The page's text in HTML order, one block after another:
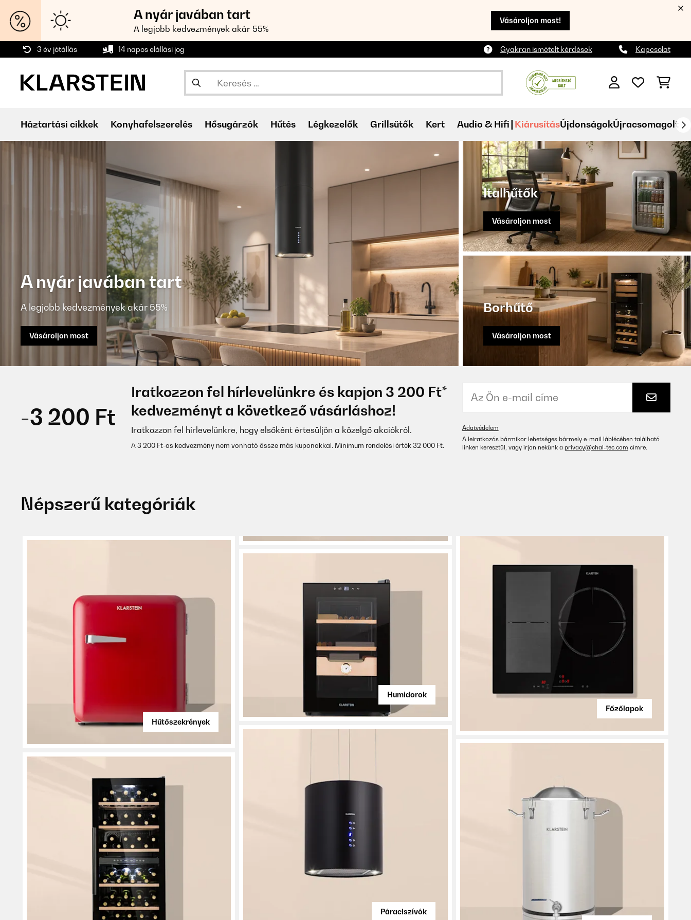
A nyár javában tart
A legjobb kedvezmények akár 55%
Vásároljon most!
3 év jótállás 14 napos elállási jog Gyakran ismételt kérdések Kapcsolat
Háztartási cikkek Konyhafelszerelés Hősugárzók Hűtés Légkezelők Grillsütők Kert Audio & Hifi KiárusításÚjdonságokÚjracsomagolt
A nyár javában tart
A legjobb kedvezmények akár 55%
Vásároljon most
Italhűtők
Vásároljon most
Borhűtő
Vásároljon most
-3 200 Ft
Iratkozzon fel hírlevelünkre és kapjon 3 200 Ft*
kedvezményt a következő vásárláshoz!
Iratkozzon fel hírlevelünkre, hogy elsőként értesüljön a közelgő akciókról.
A 3 200 Ft-os kedvezmény nem vonható össze más kuponokkal. Minimum rendelési érték 32 000 Ft.
Adatvédelem
A leiratkozás bármikor lehetséges bármely e-mail láblécében található
linken keresztül, vagy írjon nekünk a privacy@chal-tec.com címre.
Népszerű kategóriák
Hűtőszekrények
Humidorok
Páraelszívók
Főzőlapok